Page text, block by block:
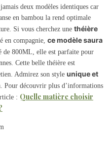
deux modèles identiques car
en bambou la rend optimale
Si vous cherchez une théière
en compagnie, ce modèle saura
de 800ML, elle est parfaite pour
Cette belle théière est
Admirez son style unique et
Pour découvrir plus d’informations
: Quelle matière choisir